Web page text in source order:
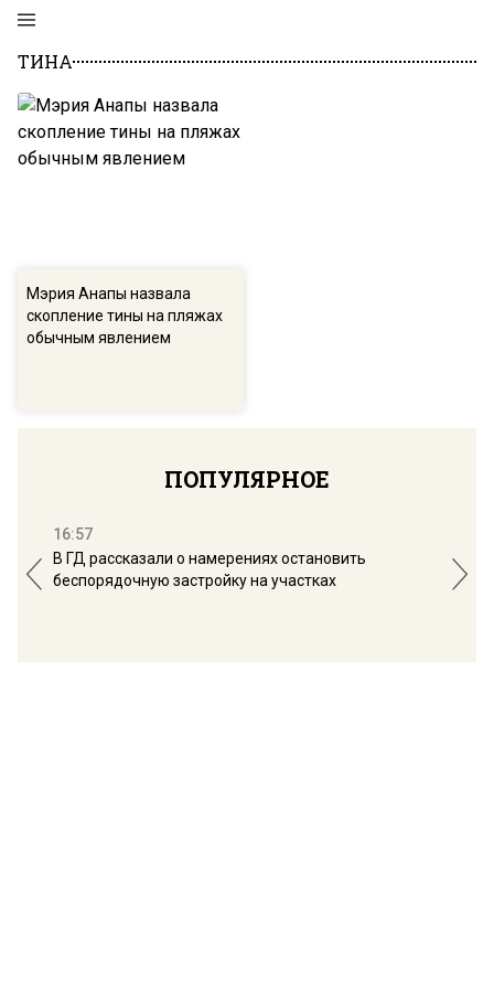
ТИНА
Мэрия Анапы назвала
скопление тины на пляжах
обычным явлением
ПОПУЛЯРНОЕ
16:57
В ГД рассказали о намерениях остановить
беспорядочную застройку на участках